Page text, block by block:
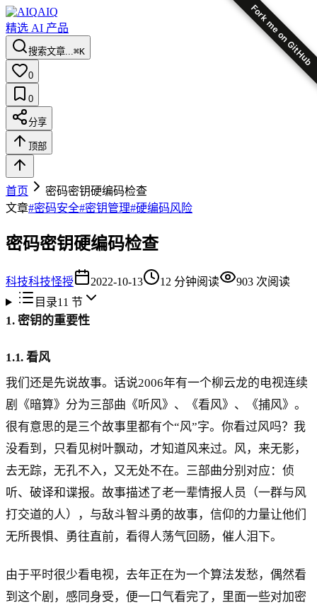
Fork me on GitHub
AIQ
精选 AI 产品
搜索文章...⌘K
0
0
分享
顶部
首页
密码密钥硬编码检查
文章#密码安全#密钥管理#硬编码风险
密码密钥硬编码检查
科技科技怪授 2022-10-13 12 分钟阅读 903 次阅读
目录11 节
1. 密钥的重要性
1.1. 看风
我们还是先说故事。话说2006年有一个柳云龙的电视连续
剧《暗算》分为三部曲《听风》、《看风》、《捕风》。
很有意思的是三个故事里都有个“风”字。你看过风吗？我
没看到，只看见树叶飘动，才知道风来过。风，来无影，
去无踪，无孔不入，又无处不在。三部曲分别对应：侦
听、破译和谍报。故事描述了老一辈情报人员（一群与风
打交道的人），与敌斗智斗勇的故事，信仰的力量让他们
无所畏惧、勇往直前，看得人荡气回肠，催人泪下。
由于平时很少看电视，去年正在为一个算法发愁，偶然看
到这个剧，感同身受，便一口气看完了，里面一些对加密